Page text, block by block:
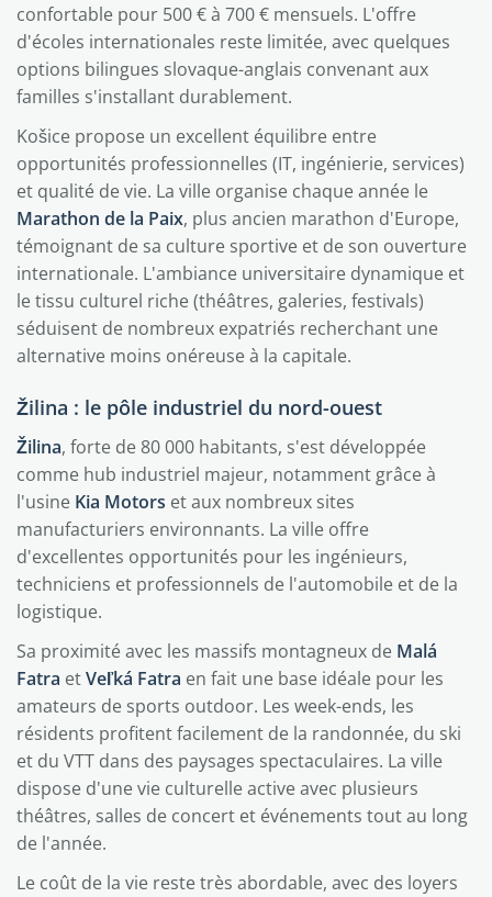
confortable pour 500 € à 700 € mensuels. L'offre
d'écoles internationales reste limitée, avec quelques
options bilingues slovaque-anglais convenant aux
familles s'installant durablement.
Košice propose un excellent équilibre entre
opportunités professionnelles (IT, ingénierie, services)
et qualité de vie. La ville organise chaque année le
Marathon de la Paix, plus ancien marathon d'Europe,
témoignant de sa culture sportive et de son ouverture
internationale. L'ambiance universitaire dynamique et
le tissu culturel riche (théâtres, galeries, festivals)
séduisent de nombreux expatriés recherchant une
alternative moins onéreuse à la capitale.
Žilina : le pôle industriel du nord-ouest
Žilina, forte de 80 000 habitants, s'est développée
comme hub industriel majeur, notamment grâce à
l'usine Kia Motors et aux nombreux sites
manufacturiers environnants. La ville offre
d'excellentes opportunités pour les ingénieurs,
techniciens et professionnels de l'automobile et de la
logistique.
Sa proximité avec les massifs montagneux de Malá
Fatra etVeľká Fatra en fait une base idéale pour les
amateurs de sports outdoor. Les week-ends, les
résidents profitent facilement de la randonnée, du ski
et du VTT dans des paysages spectaculaires. La ville
dispose d'une vie culturelle active avec plusieurs
théâtres, salles de concert et événements tout au long
de l'année.
Le coût de la vie reste très abordable, avec des loyers